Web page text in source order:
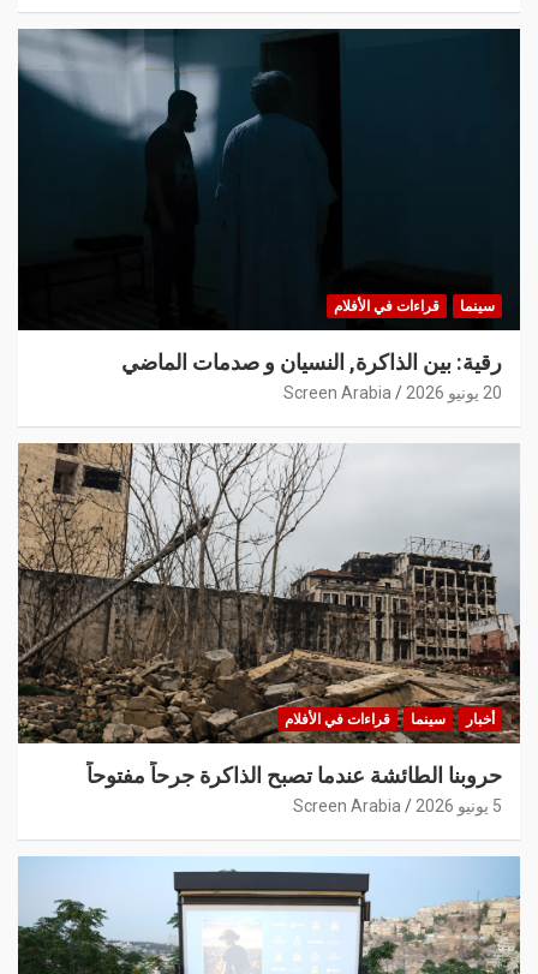
سينما قراءات في الأفلام
رقية: بين الذاكرة, النسيان و صدمات الماضي
20 يونيو 2026 Screen Arabia
أخبار سينما قراءات في الأفلام
حروبنا الطائشة عندما تصبح الذاكرة جرحاً مفتوحاً
5 يونيو 2026 Screen Arabia